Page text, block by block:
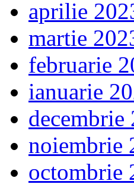
aprilie
martie
februarie
ianuarie
decembrie
noiembrie
octombrie